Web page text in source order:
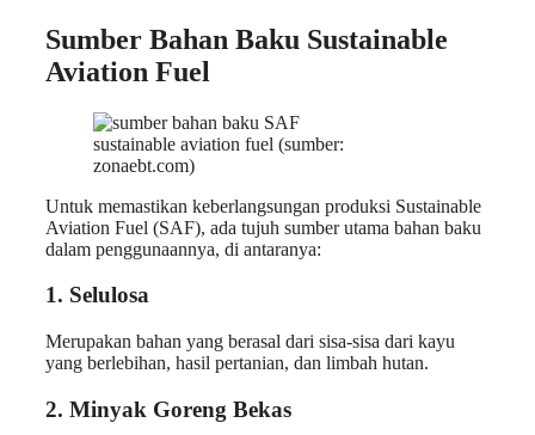
Sumber Bahan Baku Sustainable
Aviation Fuel
sustainable aviation fuel (sumber:
zonaebt.com)
Untuk memastikan keberlangsungan produksi Sustainable
Aviation Fuel (SAF), ada tujuh sumber utama bahan baku
dalam penggunaannya, di antaranya:
1. Selulosa
Merupakan bahan yang berasal dari sisa-sisa dari kayu
yang berlebihan, hasil pertanian, dan limbah hutan.
2. Minyak Goreng Bekas